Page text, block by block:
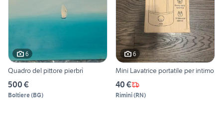
6
Quadro del pittore pierbrì
500 €
Boltiere(BG)
6
Mini Lavatrice portatile per intimo
40 €
Rimini(RN)